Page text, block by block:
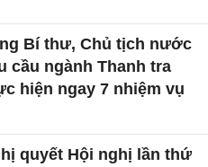
Bí thư, Chủ tịch nước
cầu ngành Thanh tra
hiện ngay 7 nhiệm vụ
quyết Hội nghị lần thứ